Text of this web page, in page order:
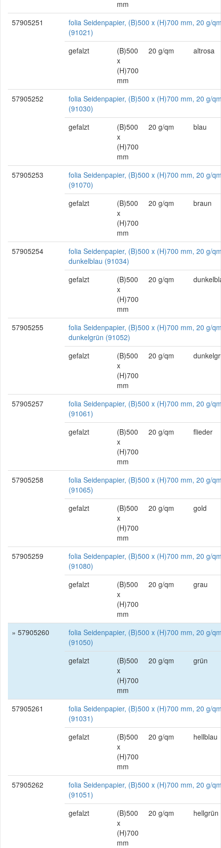
mm
57905251
folia Seidenpapier, (B)500 x (H)700 mm, 20 g/
(91021)
gefalzt
(B)500
x
(H)700
mm
20 g/qm altrosa
57905252
folia Seidenpapier, (B)500 x (H)700 mm, 20 g/
(91030)
gefalzt
(B)500
x
(H)700
mm
20 g/qm blau
57905253
folia Seidenpapier, (B)500 x (H)700 mm, 20 g/
(91070)
gefalzt
(B)500
x
(H)700
mm
20 g/qm braun
57905254
folia Seidenpapier, (B)500 x (H)700 mm, 20 g/
dunkelblau (91034)
gefalzt
(B)500
x
(H)700
mm
20 g/qm
57905255
folia Seidenpapier, (B)500 x (H)700 mm, 20 g/
dunkelgrün (91052)
gefalzt
(B)500
x
(H)700
mm
20 g/qm
57905257
folia Seidenpapier, (B)500 x (H)700 mm, 20 g/
(91061)
gefalzt
(B)500
x
(H)700
mm
20 g/qm flieder
57905258
folia Seidenpapier, (B)500 x (H)700 mm, 20 g/
(91065)
gefalzt
(B)500
x
(H)700
mm
20 g/qm gold
57905259
folia Seidenpapier, (B)500 x (H)700 mm, 20 g/
(91080)
gefalzt
(B)500
x
(H)700
mm
20 g/qm grau
» 57905260
folia Seidenpapier, (B)500 x (H)700 mm, 20 g/
(91050)
gefalzt
(B)500
x
(H)700
mm
20 g/qm grün
57905261
folia Seidenpapier, (B)500 x (H)700 mm, 20 g/
(91031)
gefalzt
(B)500
x
(H)700
mm
20 g/qm hellblau
57905262
folia Seidenpapier, (B)500 x (H)700 mm, 20 g/
(91051)
gefalzt
(B)500
x
(H)700
mm
20 g/qm hellgrün